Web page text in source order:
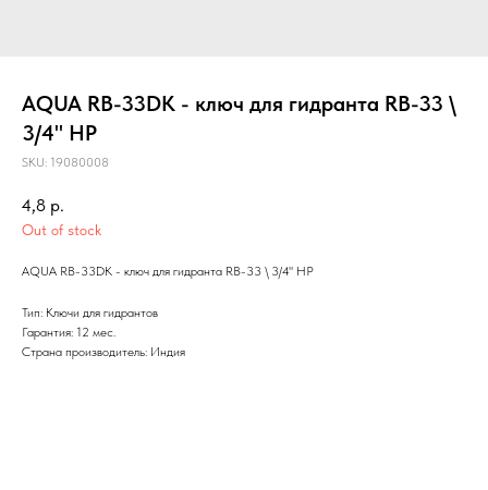
AQUA RB-33DK - ключ для гидранта RB-33 \
3/4" НР
SKU: 19080008
4,8 р.
Out of stock
AQUA RB-33DK - ключ для гидранта RB-33 \ 3/4" НР
Тип: Ключи для гидрантов
Гарантия: 12 мес.
Страна производитель: Индия